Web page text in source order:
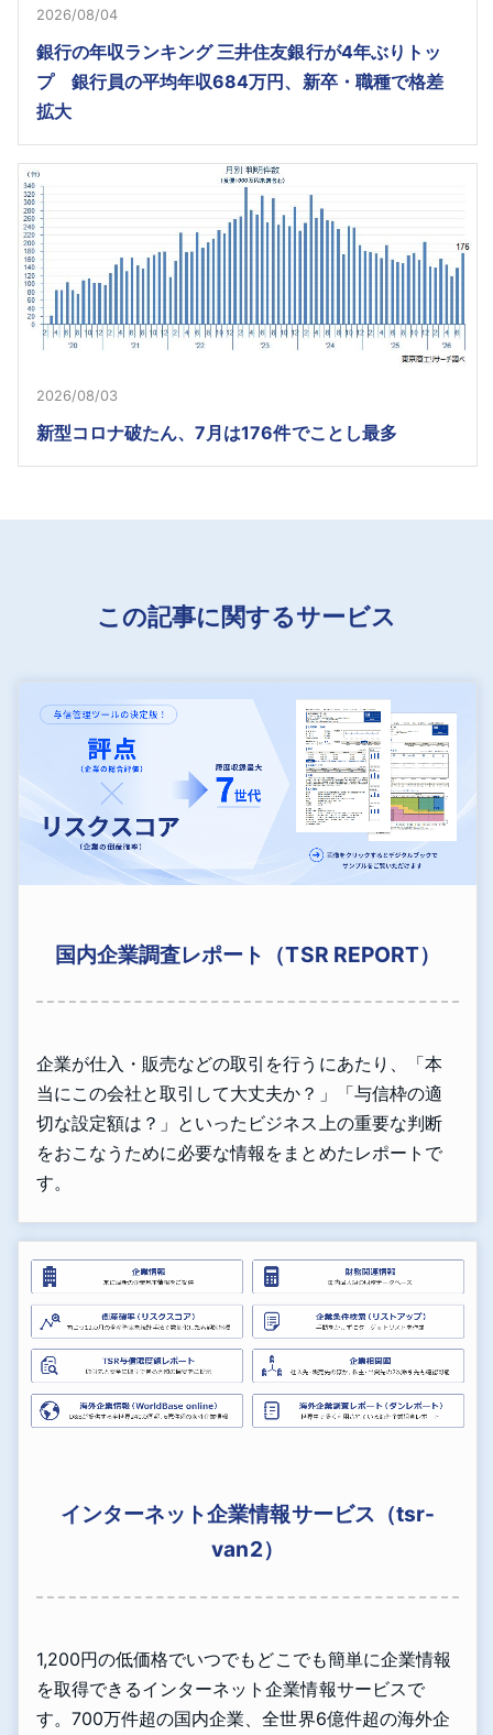
2026/08/04
銀行の年収ランキング 三井住友銀行が4年ぶりトッ
プ 銀行員の平均年収684万円、新卒・職種で格差
拡大
2026/08/03
新型コロナ破たん、7月は176件でことし最多
この記事に関するサービス
国内企業調査レポート（TSR REPORT）
企業が仕入・販売などの取引を行うにあたり、「本
当にこの会社と取引して大丈夫か？」「与信枠の適
切な設定額は？」といったビジネス上の重要な判断
をおこなうために必要な情報をまとめたレポートで
す。
インターネット企業情報サービス（tsr-
van2）
1,200円の低価格でいつでもどこでも簡単に企業情報
を取得できるインターネット企業情報サービスで
す。700万件超の国内企業、全世界6億件超の海外企